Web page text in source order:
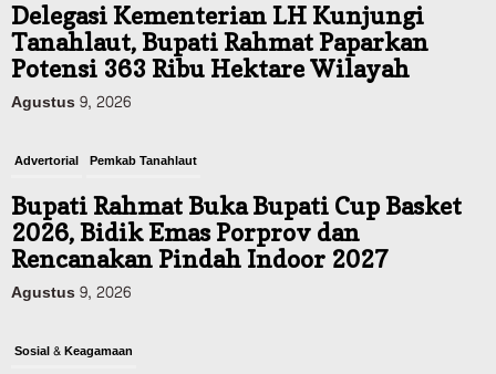
Delegasi Kementerian LH Kunjungi
Tanahlaut, Bupati Rahmat Paparkan
Potensi 363 Ribu Hektare Wilayah
Agustus 9, 2026
Advertorial Pemkab Tanahlaut
Bupati Rahmat Buka Bupati Cup Basket
2026, Bidik Emas Porprov dan
Rencanakan Pindah Indoor 2027
Agustus 9, 2026
Sosial & Keagamaan